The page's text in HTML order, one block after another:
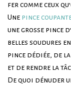
fer comme ceux
Une pince
une grosse pince
belles soudures
pince dédiée, de
et de rendre la
De quoi dénuder